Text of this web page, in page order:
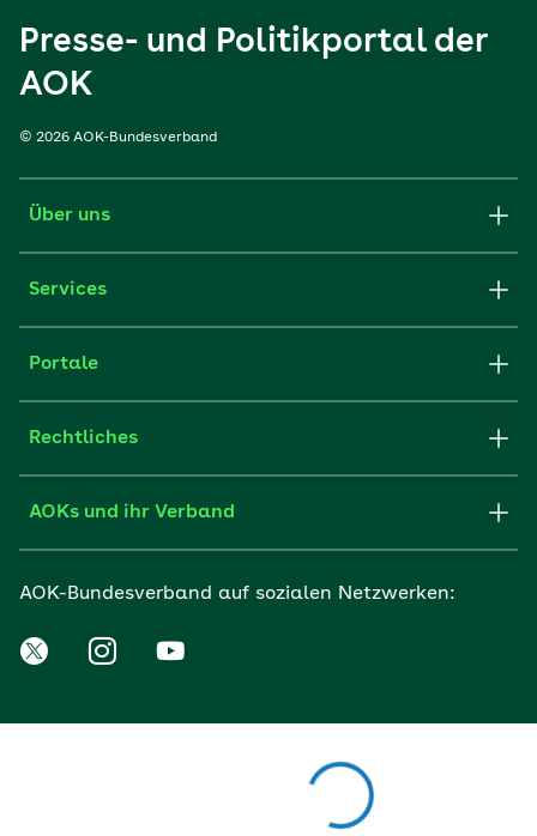
Presse- und Politikportal der
AOK
© 2026 AOK-Bundesverband
Über uns
Services
Portale
Rechtliches
AOKs und ihr Verband
AOK-Bundesverband auf sozialen Netzwerken: